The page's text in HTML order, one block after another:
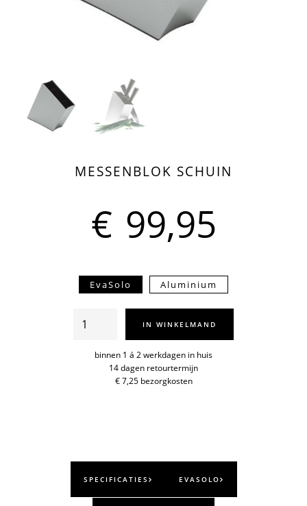
MESSENBLOK SCHUIN
€ 99,95
EvaSolo Aluminium
Messenblok
aantal
IN WINKELMAND
binnen 1 á 2 werkdagen in huis
14 dagen retourtermijn
€ 7,25 bezorgkosten
SPECIFICATIES EVASOLO